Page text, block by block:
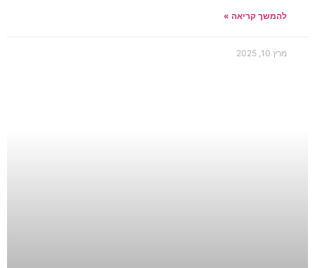
להמשך קריאה »
מרץ 10, 2025